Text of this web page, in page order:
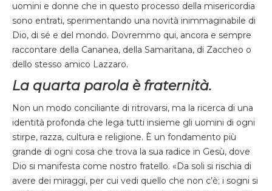
uomini e donne che in questo processo della misericordia
sono entrati, sperimentando una novità inimmaginabile di
Dio, di sé e del mondo. Dovremmo qui, ancora e sempre
raccontare della Cananea, della Samaritana, di Zaccheo o
dello stesso amico Lazzaro.
La quarta parola è fraternità.
Non un modo conciliante di ritrovarsi, ma la ricerca di una
identità profonda che lega tutti insieme gli uomini di ogni
stirpe, razza, cultura e religione. È un fondamento più
grande di ogni cosa che trova la sua radice in Gesù, dove
Dio si manifesta come nostro fratello. «Da soli si rischia di
avere dei miraggi, per cui vedi quello che non c’è; i sogni si